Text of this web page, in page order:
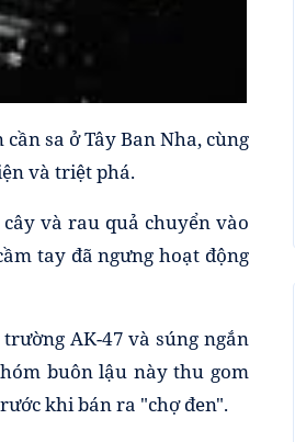
sa ở Tây Ban Nha, cùng
và triệt phá.
và rau quả chuyển vào
tay đã ngưng hoạt động
AK-47 và súng ngắn
buôn lậu này thu gom
khi bán ra "chợ đen".